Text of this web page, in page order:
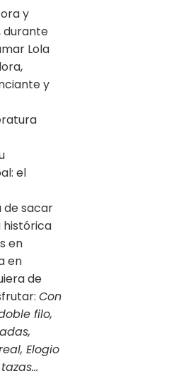
y
durante
Lola
y
el
sacar
histórica
en
en
de
Con
filo,
Elogio